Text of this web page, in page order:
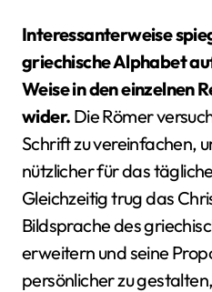
Interessanterweise
griechische Alphabet
Weise in den einzelnen
wider. Die Römer
Schrift zu vereinfachen,
nützlicher für das
Gleichzeitig trug das
Bildsprache des
erweitern und seine
persönlicher zu